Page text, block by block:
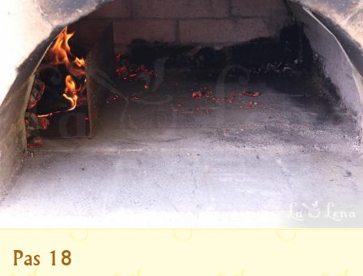
Pas 18